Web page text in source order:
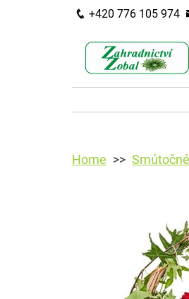
+420 776 105 974
Home